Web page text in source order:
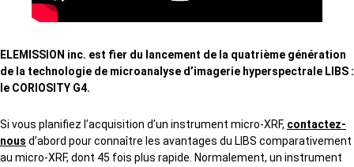
ELEMISSION inc. est fier du lancement de la quatrième génération
de la technologie de microanalyse d’imagerie hyperspectrale LIBS :
le CORIOSITY G4.
Si vous planifiez l’acquisition d’un instrument micro-XRF, contactez-
nous d’abord pour connaître les avantages du LIBS comparativement
au micro-XRF, dont 45 fois plus rapide. Normalement, un instrument